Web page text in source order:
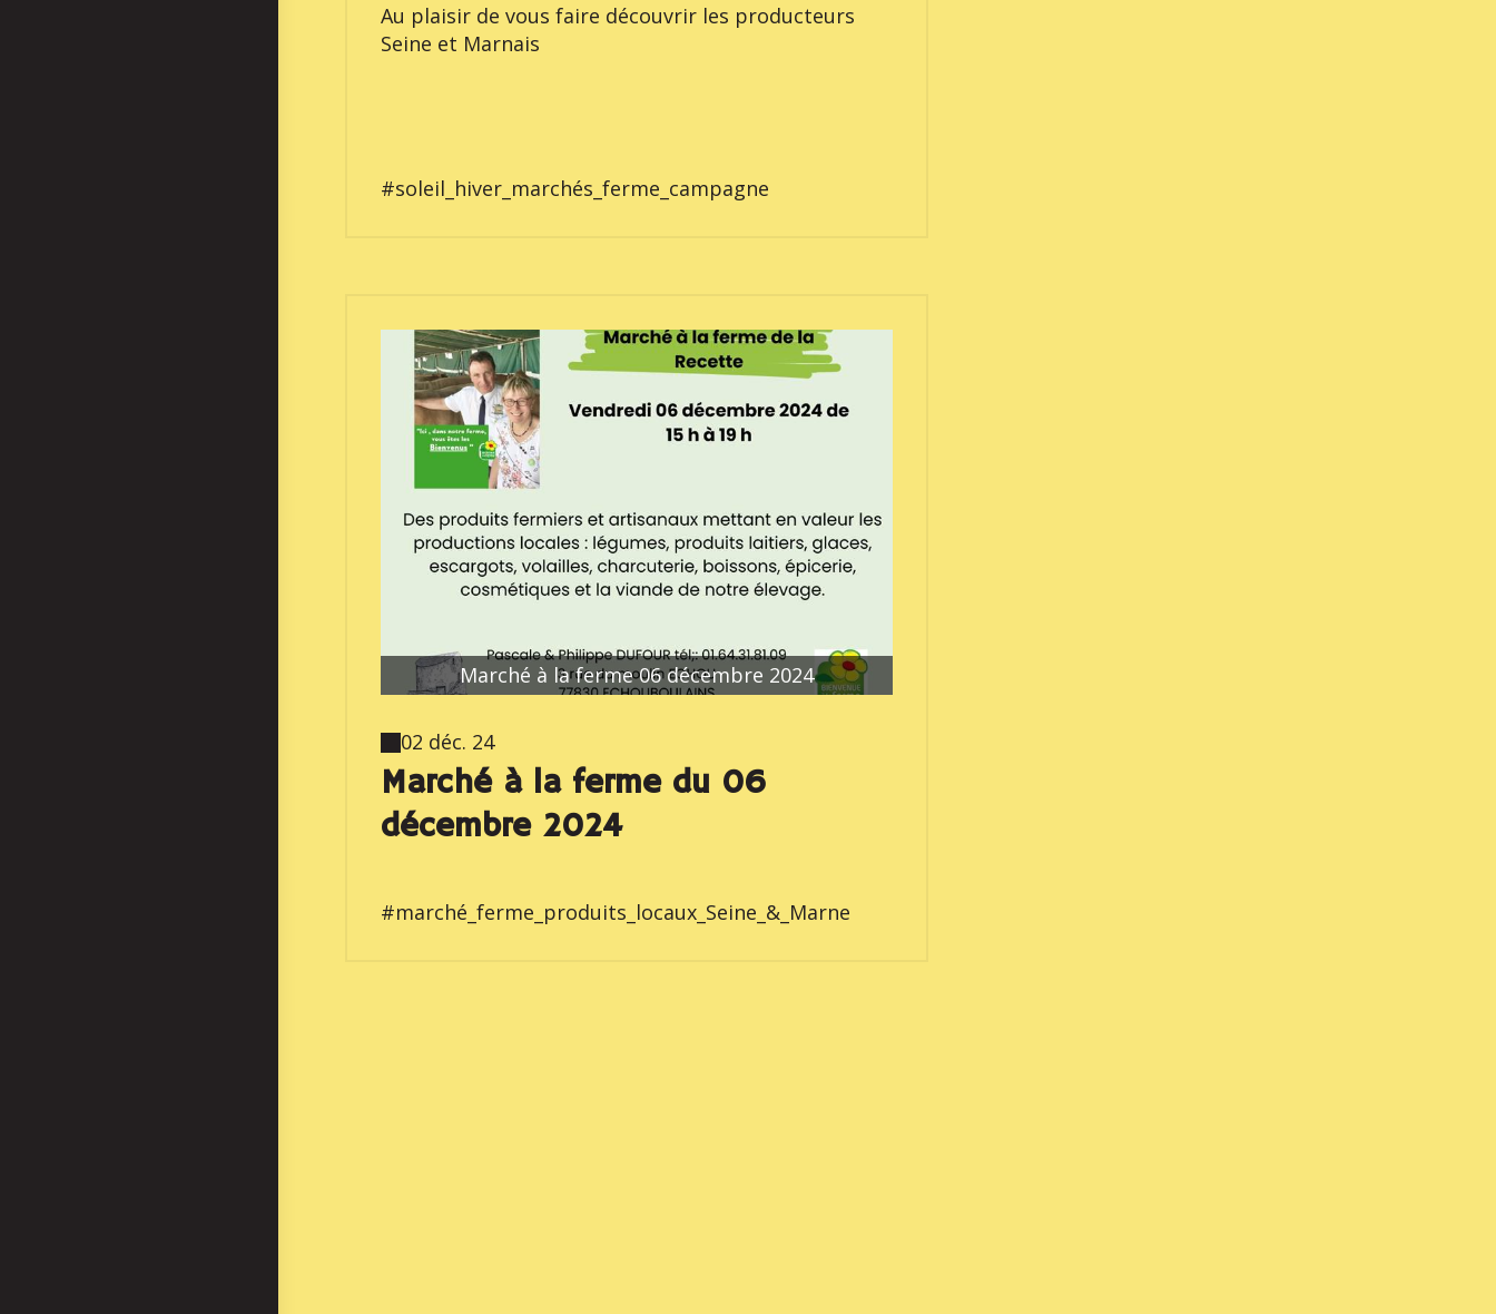
Au plaisir de vous faire découvrir les producteurs
Seine et Marnais
#soleil_hiver_marchés_ferme_campagne
Marché à la ferme 06 décembre 2024
02 déc. 24
Marché à la ferme du 06
décembre 2024
#marché_ferme_produits_locaux_Seine_&_Marne